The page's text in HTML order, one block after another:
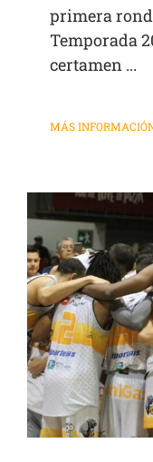
primera
Temporada
certamen ...
MÁS